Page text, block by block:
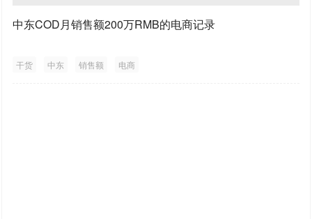
中东COD月销售额200万RMB的电商记录
干货 中东 销售额 电商